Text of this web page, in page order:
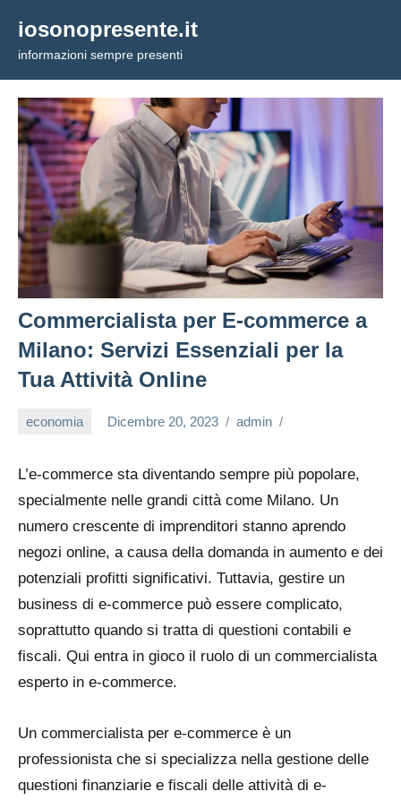
contenuto
iosonopresente.it
informazioni sempre presenti
Commercialista per E-commerce a
Milano: Servizi Essenziali per la
Tua Attività Online
economia Dicembre 20, 2023 admin
L’e-commerce sta diventando sempre più popolare,
specialmente nelle grandi città come Milano. Un
numero crescente di imprenditori stanno aprendo
negozi online, a causa della domanda in aumento e dei
potenziali profitti significativi. Tuttavia, gestire un
business di e-commerce può essere complicato,
soprattutto quando si tratta di questioni contabili e
fiscali. Qui entra in gioco il ruolo di un commercialista
esperto in e-commerce.
Un commercialista per e-commerce è un
professionista che si specializza nella gestione delle
questioni finanziarie e fiscali delle attività di e-